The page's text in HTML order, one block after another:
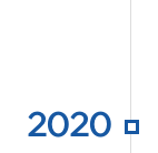
2020